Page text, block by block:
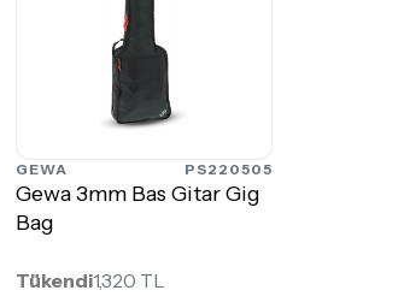
GEWA PS220505
Gewa 3mm Bas Gitar Gig
Bag
Tükendi1,320 TL